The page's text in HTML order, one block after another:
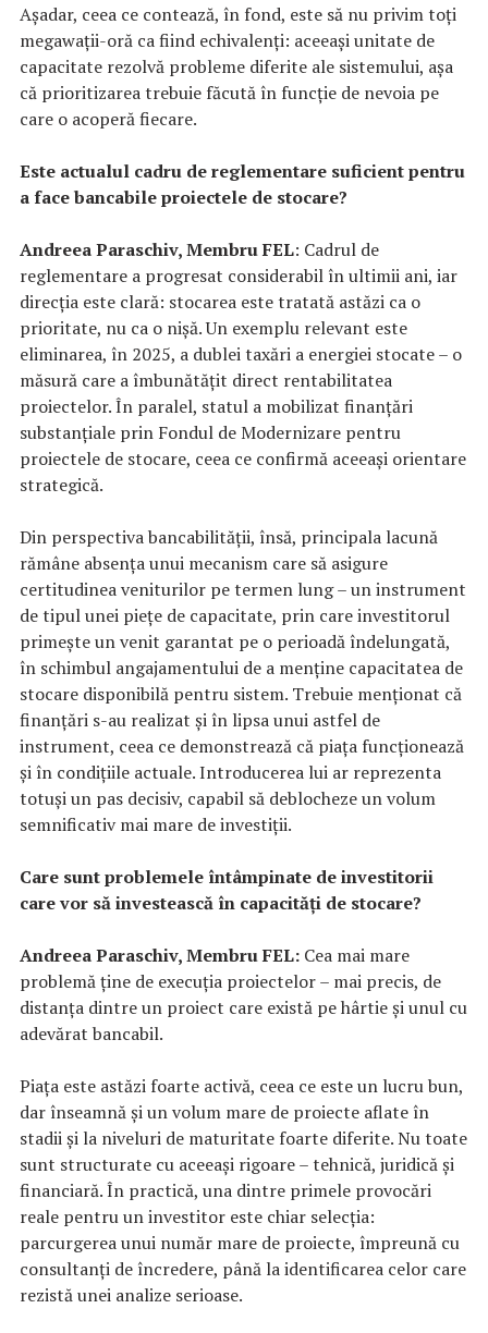
Așadar, ceea ce contează, în fond, este să nu privim toți
megawații-oră ca fiind echivalenți: aceeași unitate de
capacitate rezolvă probleme diferite ale sistemului, așa
că prioritizarea trebuie făcută în funcție de nevoia pe
care o acoperă fiecare.
Este actualul cadru de reglementare suficient pentru
a face bancabile proiectele de stocare?
Andreea Paraschiv, Membru FEL: Cadrul de
reglementare a progresat considerabil în ultimii ani, iar
direcția este clară: stocarea este tratată astăzi ca o
prioritate, nu ca o nișă. Un exemplu relevant este
eliminarea, în 2025, a dublei taxări a energiei stocate – o
măsură care a îmbunătățit direct rentabilitatea
proiectelor. În paralel, statul a mobilizat finanțări
substanțiale prin Fondul de Modernizare pentru
proiectele de stocare, ceea ce confirmă aceeași orientare
strategică.
Din perspectiva bancabilității, însă, principala lacună
rămâne absența unui mecanism care să asigure
certitudinea veniturilor pe termen lung – un instrument
de tipul unei piețe de capacitate, prin care investitorul
primește un venit garantat pe o perioadă îndelungată,
în schimbul angajamentului de a menține capacitatea de
stocare disponibilă pentru sistem. Trebuie menționat că
finanțări s-au realizat și în lipsa unui astfel de
instrument, ceea ce demonstrează că piața funcționează
și în condițiile actuale. Introducerea lui ar reprezenta
totuși un pas decisiv, capabil să deblocheze un volum
semnificativ mai mare de investiții.
Care sunt problemele întâmpinate de investitorii
care vor să investească în capacități de stocare?
Andreea Paraschiv, Membru FEL: Cea mai mare
problemă ține de execuția proiectelor – mai precis, de
distanța dintre un proiect care există pe hârtie și unul cu
adevărat bancabil.
Piața este astăzi foarte activă, ceea ce este un lucru bun,
dar înseamnă și un volum mare de proiecte aflate în
stadii și la niveluri de maturitate foarte diferite. Nu toate
sunt structurate cu aceeași rigoare – tehnică, juridică și
financiară. În practică, una dintre primele provocări
reale pentru un investitor este chiar selecția:
parcurgerea unui număr mare de proiecte, împreună cu
consultanți de încredere, până la identificarea celor care
rezistă unei analize serioase.